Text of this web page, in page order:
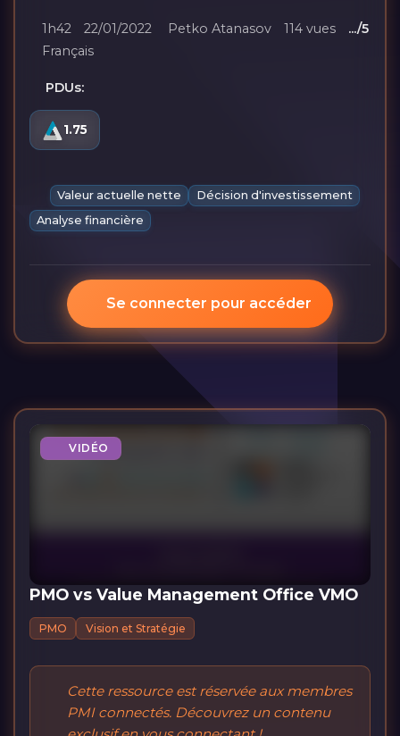
1h42 22/01/2022 Petko Atanasov 114 vues
.../5
Français
PDUs:
1.75
Valeur actuelle nette
Décision d'investissement
Analyse financière
Se connecter pour accéder
VIDÉO
PMO vs Value Management Office VMO
PMO Vision et Stratégie
Cette ressource est réservée aux membres
PMI connectés. Découvrez un contenu